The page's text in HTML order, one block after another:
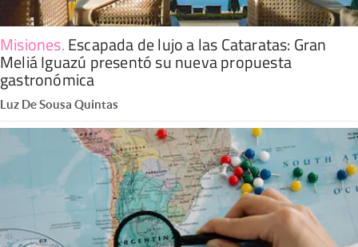
Misiones.Escapada de lujo a las Cataratas: Gran
Meliá Iguazú presentó su nueva propuesta
gastronómica
Luz De Sousa Quintas